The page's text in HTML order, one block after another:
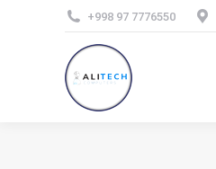
+998 97 7776550